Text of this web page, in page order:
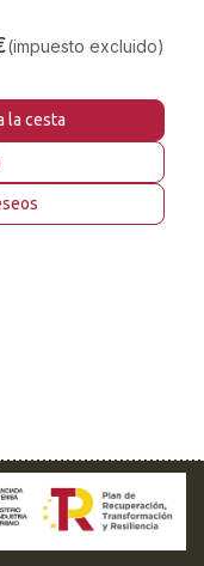
la cesta
(impuesto excluido)